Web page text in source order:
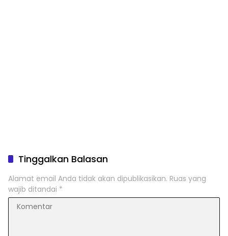
Tinggalkan Balasan
Alamat email Anda tidak akan dipublikasikan. Ruas yang
wajib ditandai *